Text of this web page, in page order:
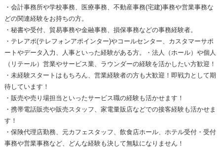
・会計事務所や学校事務、医療事務、不動産事務(宅建)事務や営業事務な
どの関連経験をお持ちの方。
・秘書や受付、貿易事務や金融事務、損保事務などの事務経験者。
・テレアポ(テレフォンアポインター)やコールセンター、カスタマーサポ
ートやデータ入力、人事といった経験がある方。・法人（ホール）や個人
（リテール）営業やサービス業、ラウンダーの経験を活かしたい方歓迎！
・未経験スタートはもちろん、営業経験者の方も大歓迎！即戦力として期
待しています！
・販売や売り場担当といったサービス職の経験も活かせます！
・携帯電話販売や販売スタッフ、家電量販店などでの接客経験も活かせま
す！
・保険代理店勤務、元カフェスタッフ、飲食店ホール、ホテル受付・受付
事務や営業事務など、どんな経験も決して無駄になりません！